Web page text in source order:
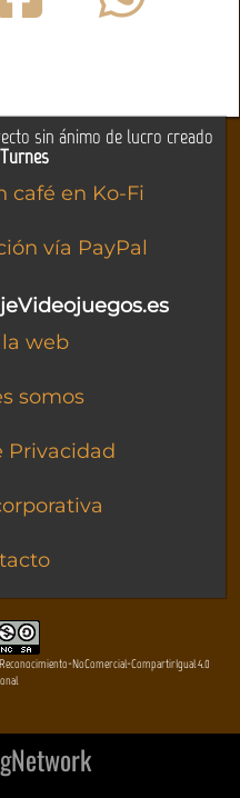
sin ánimo de lucro creado
café en Ko-Fi
vía PayPal
web
somos
Privacidad
NoComercial-CompartirIgual 4.0